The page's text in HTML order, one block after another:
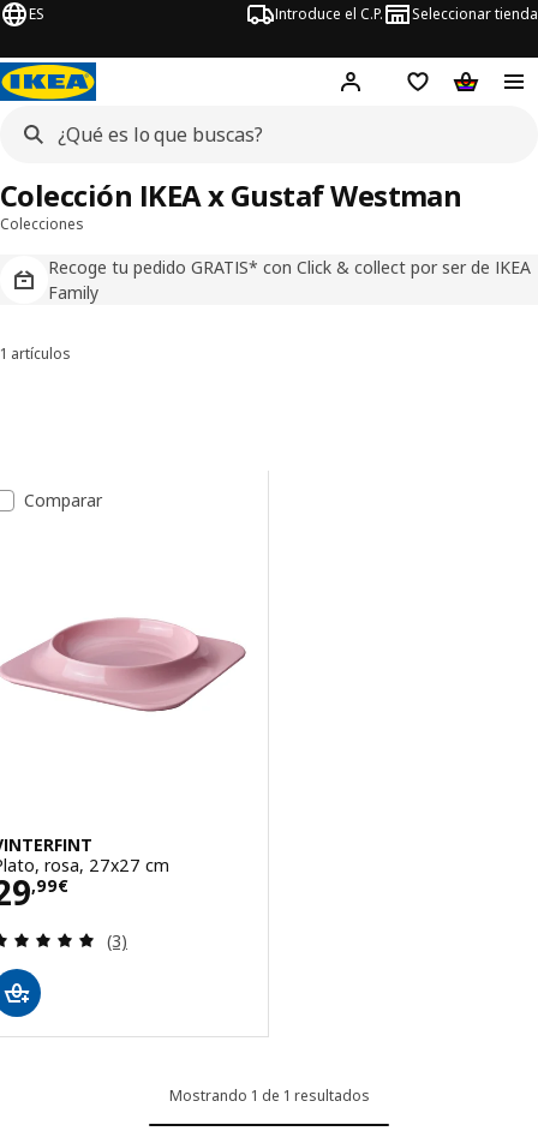
ES Introduce el C.P. Seleccionar tienda
Hej! Iniciar sesión
Lista de deseos
Carrito
Colecciones
Recoge tu pedido GRATIS* con Click & collect por ser de IKEA
Family
Colección IKEA x Gustaf Westman
Ordenar y filtrar
1 artículos
Lista de resultados
Comparar
rosa, 27x27 cm
,99€ 29,99€
Revisa: 5 de 5 estrellas. Total opiniones:
(3)
Mostrando 1 de 1 resultados